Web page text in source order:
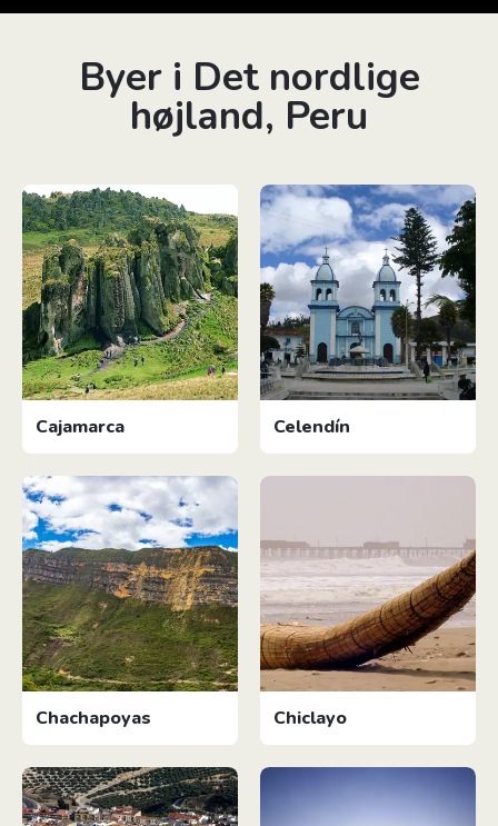
Byer i Det nordlige
højland, Peru
Cajamarca Celendín
Chachapoyas Chiclayo